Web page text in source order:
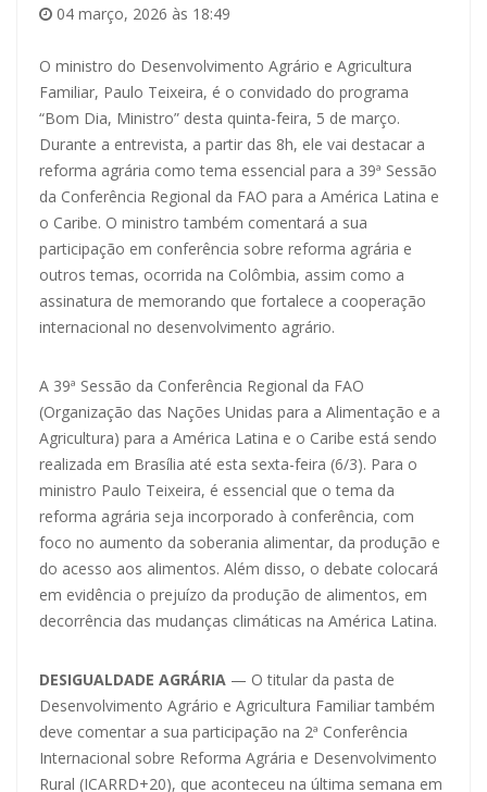
04 março, 2026 às 18:49
O ministro do Desenvolvimento Agrário e Agricultura
Familiar, Paulo Teixeira, é o convidado do programa
“Bom Dia, Ministro” desta quinta-feira, 5 de março.
Durante a entrevista, a partir das 8h, ele vai destacar a
reforma agrária como tema essencial para a 39ª Sessão
da Conferência Regional da FAO para a América Latina e
o Caribe. O ministro também comentará a sua
participação em conferência sobre reforma agrária e
outros temas, ocorrida na Colômbia, assim como a
assinatura de memorando que fortalece a cooperação
internacional no desenvolvimento agrário.
A 39ª Sessão da Conferência Regional da FAO
(Organização das Nações Unidas para a Alimentação e a
Agricultura) para a América Latina e o Caribe está sendo
realizada em Brasília até esta sexta-feira (6/3). Para o
ministro Paulo Teixeira, é essencial que o tema da
reforma agrária seja incorporado à conferência, com
foco no aumento da soberania alimentar, da produção e
do acesso aos alimentos. Além disso, o debate colocará
em evidência o prejuízo da produção de alimentos, em
decorrência das mudanças climáticas na América Latina.
DESIGUALDADE AGRÁRIA — O titular da pasta de
Desenvolvimento Agrário e Agricultura Familiar também
deve comentar a sua participação na 2ª Conferência
Internacional sobre Reforma Agrária e Desenvolvimento
Rural (ICARRD+20), que aconteceu na última semana em